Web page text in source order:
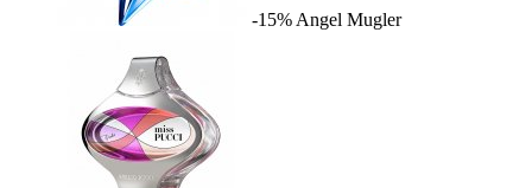
-15% Angel Mugler